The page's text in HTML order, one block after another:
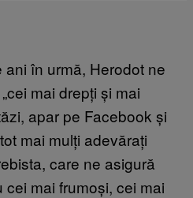
în urmă, Herodot ne
mai drepți și mai
apar pe Facebook și
mai mulți adevărați
care ne asigură
mai frumoși, cei mai